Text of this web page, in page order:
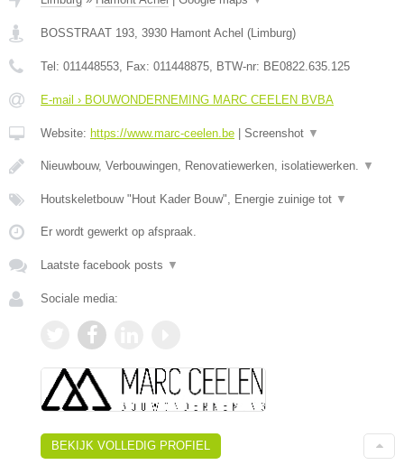
BOSSTRAAT 193 3930 Hamont Achel ( Limburg)
Tel: 011448553 , Fax: 011448875 , BTW-nr: BE0822.635.125
E-mail › BOUWONDERNEMING MARC CEELEN BVBA
Website: https://www.marc-ceelen.be Screenshot ▼
Nieuwbouw, Verbouwingen, Renovatiewerken, isolatiewerken. ▼
Houtskeletbouw "Hout Kader Bouw", Energie zuinige tot ▼
Er wordt gewerkt op afspraak.
Laatste facebook posts ▼
Sociale media:
BEKIJK VOLLEDIG PROFIEL